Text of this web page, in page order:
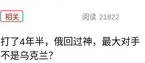
相关 阅读 21822
打了4年半，俄回过神，最大对手
不是乌克兰？